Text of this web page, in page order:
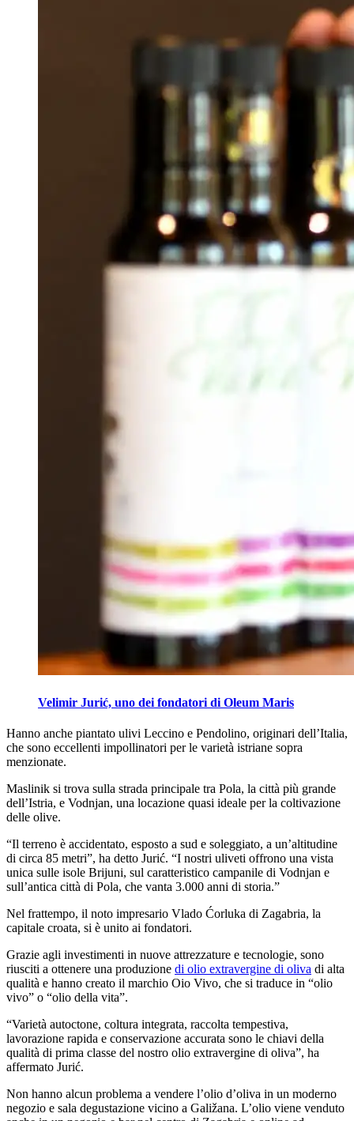
Velimir Jurić, uno dei fondatori di Oleum Maris
Hanno anche piantato ulivi Leccino e Pendolino, originari dell’Italia,
che sono eccellenti impollinatori per le varietà istriane sopra
menzionate.
Maslinik si trova sulla strada principale tra Pola, la città più grande
dell’Istria, e Vodnjan, una loca­zione quasi ide­ale per la col­tivazione
delle olive.
“Il terreno è accidentato, esposto a sud e soleggiato, a un’altitudine
di circa 85 metri”, ha detto Jurić. “I nostri uliveti offrono una vista
unica sulle isole Brijuni, sul caratteristico campanile di Vodnjan e
sull’antica città di Pola, che vanta 3.000 anni di storia.”
Nel frattempo, il noto im­pres­ario Vlado Ćorluka di Zagabria, la
cap­i­tale croata, si è unito ai fondatori.
Grazie agli investimenti in nuove attrezzature e tecnologie, sono
riusciti a ottenere una produzione di olio extravergine di oliva di alta
qualità e hanno creato il marchio Oio Vivo, che si traduce in “olio
vivo” o “olio della vita”.
“Varietà autoctone, coltura integrata, raccolta tempestiva,
lavorazione rapida e conservazione accurata sono le chiavi della
qualità di prima classe del nostro olio extravergine di oliva”, ha
affermato Jurić.
Non hanno alcun problema a vendere l’olio d’oliva in un moderno
negozio e sala degustazione vicino a Galižana. L’olio viene venduto